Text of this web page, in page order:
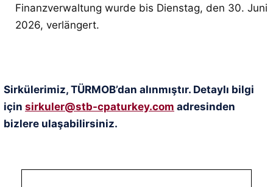
Finanzverwaltung wurde bis Dienstag, den 30. Juni
2026, verlängert.
Sirkülerimiz, TÜRMOB’dan alınmıştır. Detaylı bilgi
için sirkuler@stb-cpaturkey.com adresinden
bizlere ulaşabilirsiniz.